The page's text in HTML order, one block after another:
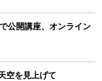
公開講座、オンライン
空を見上げて